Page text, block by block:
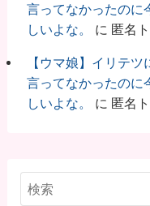
言ってなかったのに
しいよな。
に 匿名
【ウマ娘】イリテ
言ってなかったのに
しいよな。
に 匿名